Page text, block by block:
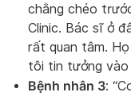
chằng chéo
Clinic. Bác sĩ ở
rất quan tâm.
tôi tin tưởng vào
Bệnh nhân 3: